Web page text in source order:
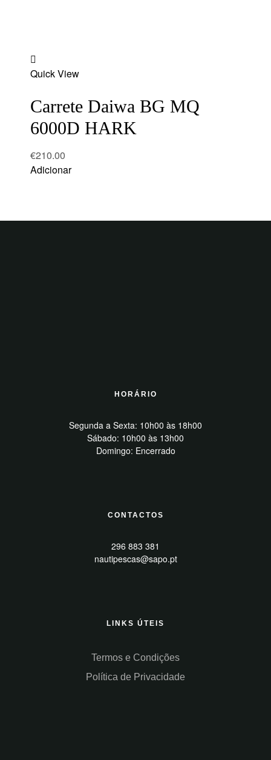
to
Quick View
Carrete Daiwa BG MQ
6000D HARK
€210.00
Adicionar
HORÁRIO
Segunda a Sexta: 10h00 às 18h00
Sábado: 10h00 às 13h00
Domingo: Encerrado
CONTACTOS
296 883 381
nautipescas@sapo.pt
LINKS ÚTEIS
Termos e Condições
Política de Privacidade